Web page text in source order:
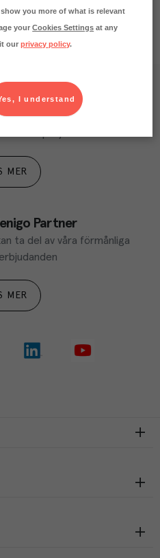
matnyttiga artiklar och
MER
Partner
ta del av våra förmånliga
MER
you more of what is relevant
yourCookies Settings at any
ourprivacy policy.
I understand